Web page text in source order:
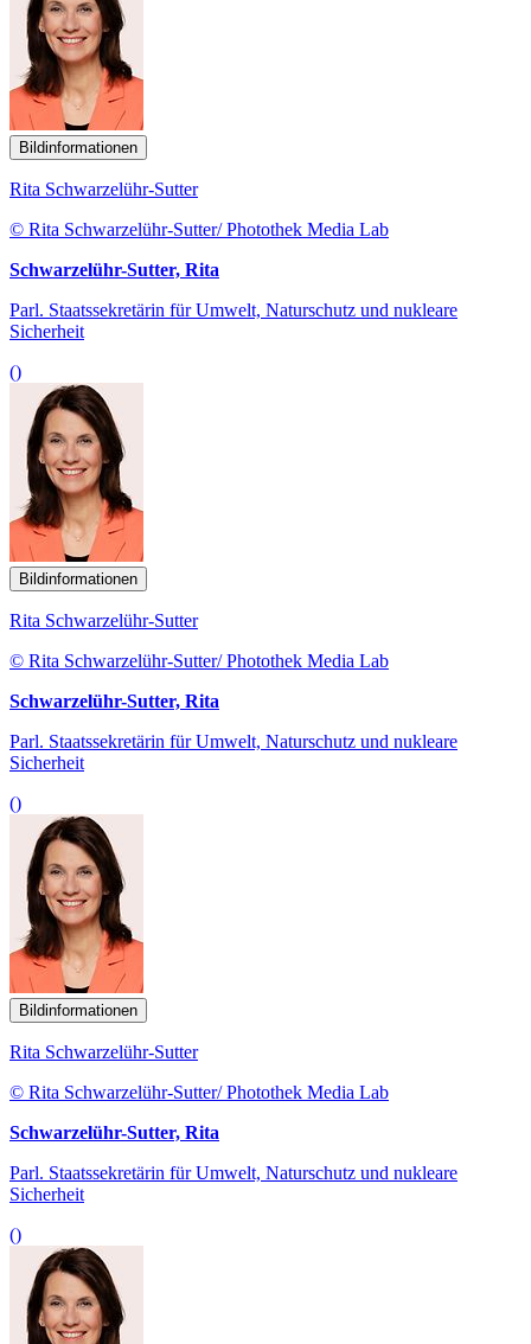
Bildinformationen
Rita Schwarzelühr-Sutter
© Rita Schwarzelühr-Sutter/ Photothek Media Lab
Schwarzelühr-Sutter, Rita
Parl. Staatssekretärin für Umwelt, Naturschutz und nukleare
Sicherheit
()
Bildinformationen
Rita Schwarzelühr-Sutter
© Rita Schwarzelühr-Sutter/ Photothek Media Lab
Schwarzelühr-Sutter, Rita
Parl. Staatssekretärin für Umwelt, Naturschutz und nukleare
Sicherheit
()
Bildinformationen
Rita Schwarzelühr-Sutter
© Rita Schwarzelühr-Sutter/ Photothek Media Lab
Schwarzelühr-Sutter, Rita
Parl. Staatssekretärin für Umwelt, Naturschutz und nukleare
Sicherheit
()